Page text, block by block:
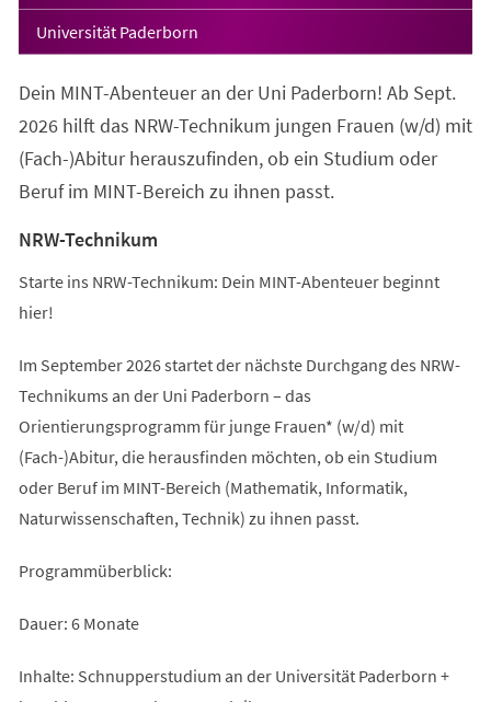
Universität Paderborn
Dein MINT-Abenteuer an der Uni Paderborn! Ab Sept.
2026 hilft das NRW-Technikum jungen Frauen (w/d) mit
(Fach-)Abitur herauszufinden, ob ein Studium oder
Beruf im MINT-Bereich zu ihnen passt.
NRW-Technikum
Starte ins NRW-Technikum: Dein MINT-Abenteuer beginnt
hier!
Im September 2026 startet der nächste Durchgang des NRW-
Technikums an der Uni Paderborn – das
Orientierungsprogramm für junge Frauen* (w/d) mit
(Fach-)Abitur, die herausfinden möchten, ob ein Studium
oder Beruf im MINT-Bereich (Mathematik, Informatik,
Naturwissenschaften, Technik) zu ihnen passt.
Programmüberblick:
Dauer: 6 Monate
Inhalte: Schnupperstudium an der Universität Paderborn +